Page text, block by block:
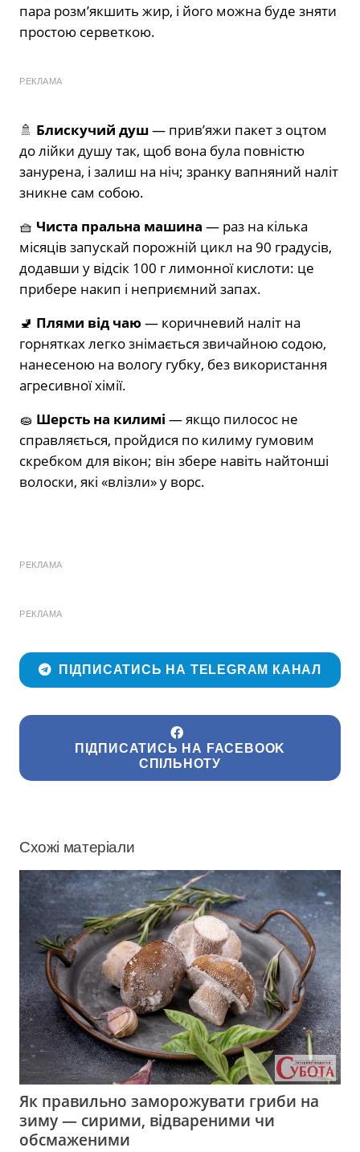
пара розм’якшить жир, і його можна буде зняти
простою серветкою.
РЕКЛАМА
🚿 Блискучий душ— прив’яжи пакет з оцтом
до лійки душу так, щоб вона була повністю
занурена, і залиш на ніч; зранку вапняний наліт
зникне сам собою.
🧺 Чиста пральна машина — раз на кілька
місяців запускай порожній цикл на 90 градусів,
додавши у відсік 100 г лимонної кислоти: це
прибере накип і неприємний запах.
🚽 Плями від чаю— коричневий наліт на
горнятках легко знімається звичайною содою,
нанесеною на вологу губку, без використання
агресивної хімії.
🧽 Шерсть на килимі — якщо пилосос не
справляється, пройдися по килиму гумовим
скребком для вікон; він збере навіть найтонші
волоски, які «влізли» у ворс.
РЕКЛАМА
РЕКЛАМА
ПІДПИСАТИСЬ НА TELEGRAM КАНАЛ
ПІДПИСАТИСЬ НА FACEBOOK
СПІЛЬНОТУ
Схожі матеріали
Як правильно заморожувати гриби на
зиму — сирими, відвареними чи
обсмаженими